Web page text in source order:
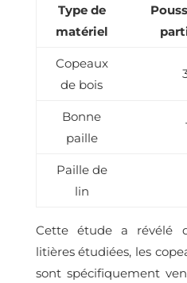
Type de
matériel
Copeaux
de bois
Bonne
paille
Paille de
lin
Cette étude a révélé
litières étudiées, les
sont spécifiquement